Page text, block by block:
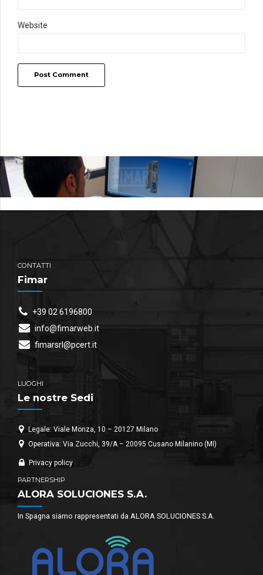
Website
Post Comment
CONTATTI
Fimar
+39 02 6196800
info@fimarweb.it
fimarsrl@pcert.it
LUOGHI
Le nostre Sedi
Legale: Viale Monza, 10 – 20127 Milano
Operativa: Via Zucchi, 39/A – 20095 Cusano Milanino (MI)
Privacy policy
PARTNERSHIP
ALORA SOLUCIONES S.A.
In Spagna siamo rappresentati da ALORA SOLUCIONES S.A.